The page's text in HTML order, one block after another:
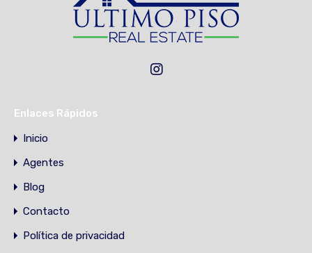
Enlaces Rápidos
Inicio
Agentes
Blog
Contacto
Política de privacidad